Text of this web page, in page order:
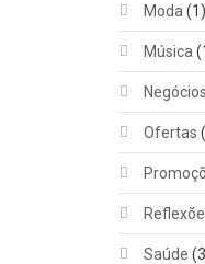
Moda (1)
Música
Ofertas
Saúde